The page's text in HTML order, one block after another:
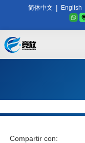
简体中文 | English
Compartir con: